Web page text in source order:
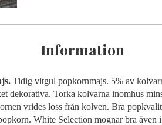
Information
Tidig vitgul popkornmajs. 5% av
dekorativa. Torka kolvarna inomhus
vrides loss från kolven. Bra
White Selection mognar bra även